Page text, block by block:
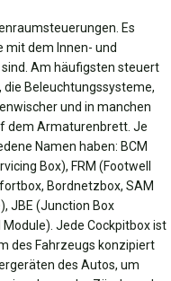
Es
mit dem Innen- und
Am häufigsten steuert
Beleuchtungssysteme,
und in manchen
dem Armaturenbrett. Je
Namen haben: BCM
Box), FRM (Footwell
Bordnetzbox, SAM
JBE (Junction Box
Jede Cockpitbox ist
des Fahrzeugs konzipiert
des Autos, um